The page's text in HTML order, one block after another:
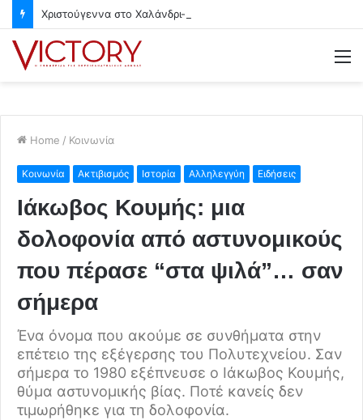
Home / Κοινωνία
Κοινωνία Ακτιβισμός Ιστορία Αλληλεγγύη Ειδήσεις
Ιάκωβος Κουμής: μια
δολοφονία από αστυνομικούς
που πέρασε “στα ψιλά”… σαν
σήμερα
Ένα όνομα που ακούμε σε συνθήματα στην
επέτειο της εξέγερσης του Πολυτεχνείου. Σαν
σήμερα το 1980 εξέπνευσε ο Ιάκωβος Κουμής,
θύμα αστυνομικής βίας. Ποτέ κανείς δεν
τιμωρήθηκε για τη δολοφονία.